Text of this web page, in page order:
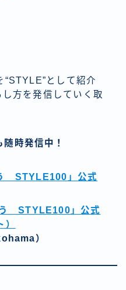
“STYLE”として紹介
方を発信していく取
時発信中！
STYLE100」公式
う STYLE100」公式
）
）